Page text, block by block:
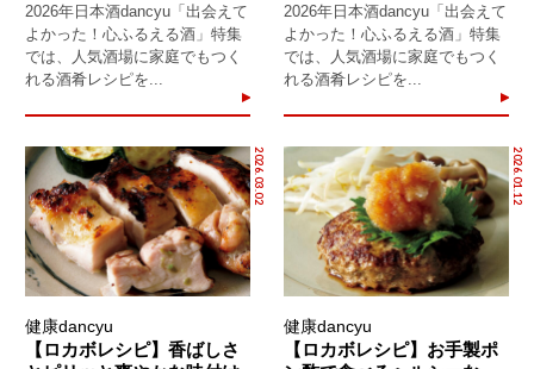
2026年日本酒dancyu「出会えて
よかった！心ふるえる酒」特集
では、人気酒場に家庭でもつく
れる酒肴レシピを...
2026年日本酒dancyu「出会えて
よかった！心ふるえる酒」特集
では、人気酒場に家庭でもつく
れる酒肴レシピを...
2026.03.02
健康dancyu
【ロカボレシピ】香ばしさ
2026.01.12
健康dancyu
【ロカボレシピ】お手製ポ